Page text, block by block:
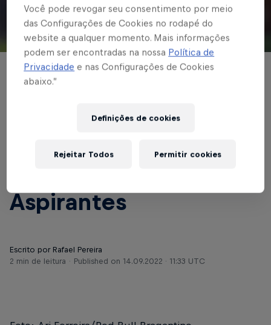
© Red Bull Bragantino
BASE MASCULINA
recebe o Vila Nova, no
Nabizão, pela volta da
Aspirantes
Escrito por Rafael Pereira
2 min de leitura
Published on 14.09.2022 · 11:33 UTC
Você pode revogar seu consentimento por meio
das Configurações de Cookies no rodapé do
website a qualquer momento. Mais informações
podem ser encontradas na nossa Política de
Privacidade e nas Configurações de Cookies
abaixo.”
Definições de cookies
Rejeitar Todos Permitir cookies